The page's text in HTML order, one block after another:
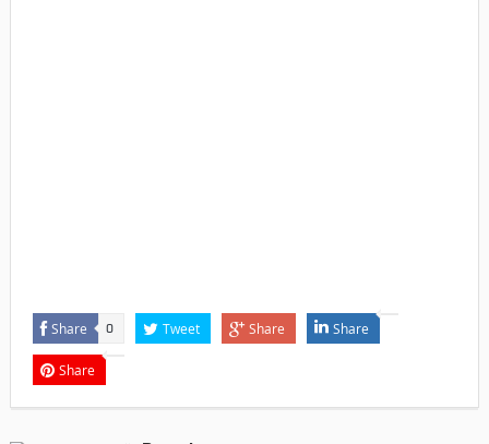
Share 0 Tweet Share Share
Share